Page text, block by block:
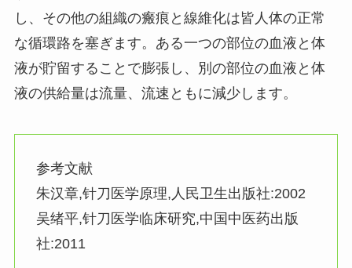
し、その他の組織の瘢痕と線維化は皆人体の正常
な循環路を塞ぎます。ある一つの部位の血液と体
液が貯留することで膨張し、別の部位の血液と体
液の供給量は流量、流速ともに減少します。
参考文献
朱汉章,针刀医学原理,人民卫生出版社:2002
吴绪平,针刀医学临床研究,中国中医药出版
社:2011